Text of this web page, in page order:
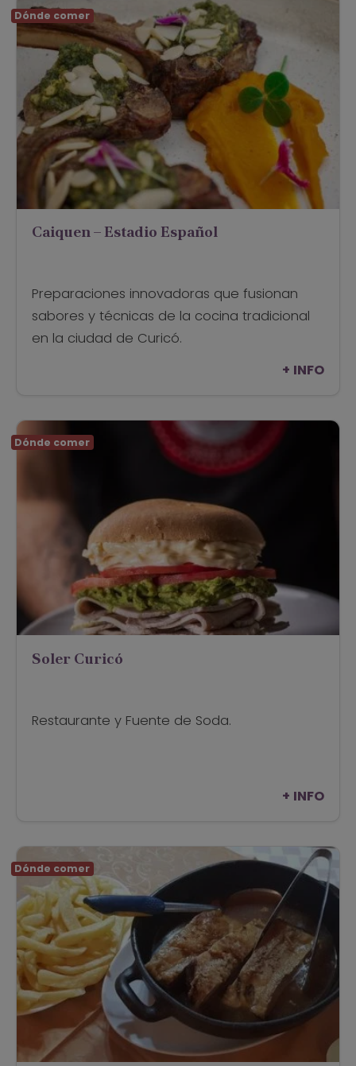
Dónde comer
Caiquen – Estadio Español
Preparaciones innovadoras que fusionan
sabores y técnicas de la cocina tradicional
en la ciudad de Curicó.
+ INFO
Dónde comer
Soler Curicó
Restaurante y Fuente de Soda.
+ INFO
Dónde comer